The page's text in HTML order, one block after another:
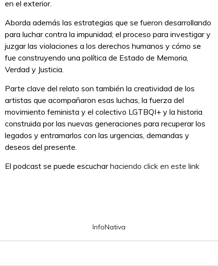
en el exterior.
Aborda además las estrategias que se fueron desarrollando
para luchar contra la impunidad; el proceso para investigar y
juzgar las violaciones a los derechos humanos y cómo se
fue construyendo una política de Estado de Memoria,
Verdad y Justicia.
Parte clave del relato son también la creatividad de los
artistas que acompañaron esas luchas, la fuerza del
movimiento feminista y el colectivo LGTBQI+ y la historia
construida por las nuevas generaciones para recuperar los
legados y entramarlos con las urgencias, demandas y
deseos del presente.
El podcast se puede escucharhaciendo click en este link
InfoNativa